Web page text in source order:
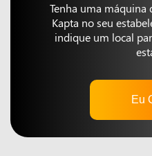
Tenha uma
Kapta no seu
indique um local
Eu